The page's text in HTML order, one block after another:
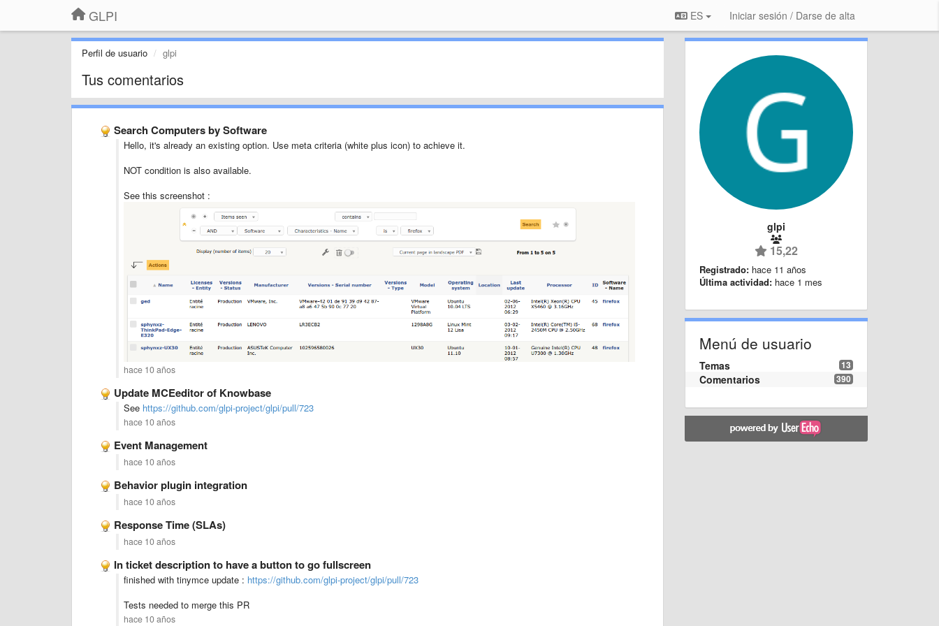
GLPI ES Iniciar sesión / Darse de alta
Perfil de usuario glpi
Tus comentarios
Search Computers by Software
Hello, it's already an existing option. Use meta criteria (white plus icon) to achieve it.
NOT condition is also available.
See this screenshot :
hace 10 años
Update MCEeditor of Knowbase
See https://github.com/glpi-project/glpi/pull/723
hace 10 años
Event Management
hace 10 años
Behavior plugin integration
hace 10 años
Response Time (SLAs)
hace 10 años
In ticket description to have a button to go fullscreen
finished with tinymce update : https://github.com/glpi-project/glpi/pull/723
Tests needed to merge this PR
hace 10 años
glpi
15,22
Registrado: hace 11 años
Última actividad: hace 1 mes
Menú de usuario
13
Temas
390
Comentarios